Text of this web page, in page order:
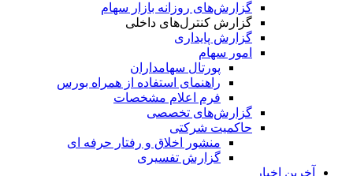
گزارش‌های روزانه بازار سهام
گزارش کنترل‌های داخلی
گزارش پایداری
امور سهام
پورتال سهامداران
راهنمای استفاده از همراه بورس
فرم اعلام مشخصات
گزارش‌های تخصصی
حاکمیت شرکتی
منشور اخلاق و رفتار حرفه­ ای
گزارش تفسیری
آخرین اخبار